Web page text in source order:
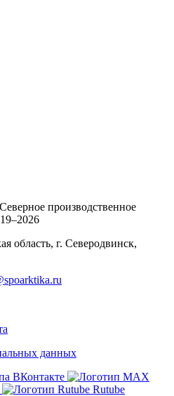
производственное
область, г. Северодвинск,
данных
ВКонтакте
Rutube